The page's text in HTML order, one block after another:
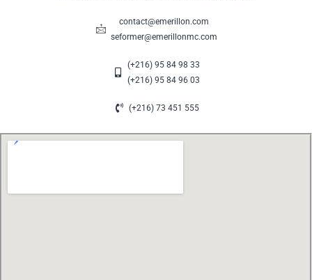
contact@emerillon.com
seformer@emerillonmc.com
(+216) 95 84 98 33
(+216) 95 84 96 03
(+216) 73 451 555